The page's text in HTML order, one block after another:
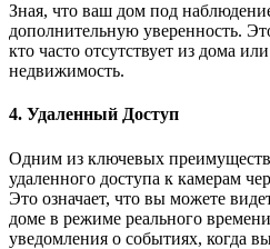
Зная, что ваш дом под
дополнительную уверенность.
кто часто отсутствует из дома
недвижимость.
4. Удаленный Доступ
Одним из ключевых преимуществ
удаленного доступа к камерам
Это означает, что вы можете
доме в режиме реального
уведомления о событиях, когда